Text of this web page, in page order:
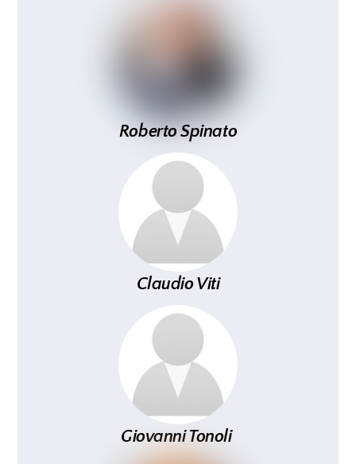
Roberto Spinato
Claudio Viti
GiovanniTonoli